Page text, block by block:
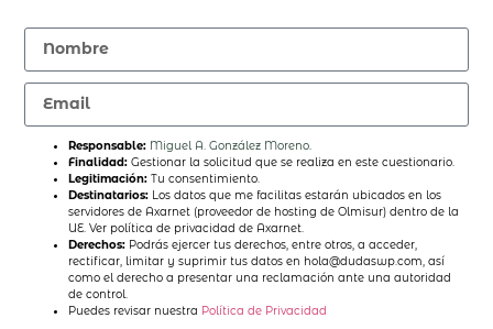
Responsable: Miguel A. González Moreno.
Finalidad: Gestionar la solicitud que se realiza en este cuestionario.
Legitimación:Tu consentimiento.
Destinatarios: Los datos que me facilitas estarán ubicados en los
servidores de Axarnet (proveedor de hosting de Olmisur) dentro de la
UE. Ver política de privacidad de Axarnet.
Derechos: Podrás ejercer tus derechos, entre otros, a acceder,
rectificar, limitar y suprimir tus datos en hola@dudaswp.com, así
como el derecho a presentar una reclamación ante una autoridad
de control.
Puedes revisar nuestra Política de Privacidad